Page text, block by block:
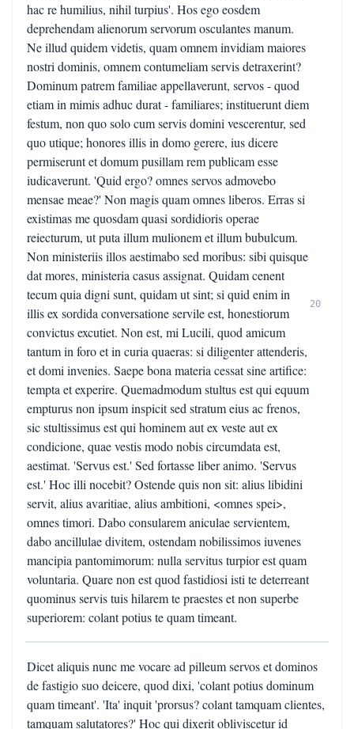
hac re humilius, nihil turpius'. Hos ego eosdem
deprehendam alienorum servorum osculantes manum.
Ne illud quidem videtis, quam omnem invidiam maiores
nostri dominis, omnem contumeliam servis detraxerint?
Dominum patrem familiae appellaverunt, servos - quod
etiam in mimis adhuc durat - familiares; instituerunt diem
festum, non quo solo cum servis domini vescerentur, sed
quo utique; honores illis in domo gerere, ius dicere
permiserunt et domum pusillam rem publicam esse
iudicaverunt. 'Quid ergo? omnes servos admovebo
mensae meae?' Non magis quam omnes liberos. Erras si
existimas me quosdam quasi sordidioris operae
reiecturum, ut puta illum mulionem et illum bubulcum.
Non ministeriis illos aestimabo sed moribus: sibi quisque
dat mores, ministeria casus assignat. Quidam cenent
tecum quia digni sunt, quidam ut sint; si quid enim in
illis ex sordida conversatione servile est, honestiorum
convictus excutiet. Non est, mi Lucili, quod amicum
tantum in foro et in curia quaeras: si diligenter attenderis,
et domi invenies. Saepe bona materia cessat sine artifice:
tempta et experire. Quemadmodum stultus est qui equum
empturus non ipsum inspicit sed stratum eius ac frenos,
sic stultissimus est qui hominem aut ex veste aut ex
condicione, quae vestis modo nobis circumdata est,
aestimat. 'Servus est.' Sed fortasse liber animo. 'Servus
est.' Hoc illi nocebit? Ostende quis non sit: alius libidini
servit, alius avaritiae, alius ambitioni, <omnes spei>,
omnes timori. Dabo consularem aniculae servientem,
dabo ancillulae divitem, ostendam nobilissimos iuvenes
mancipia pantomimorum: nulla servitus turpior est quam
voluntaria. Quare non est quod fastidiosi isti te deterreant
quominus servis tuis hilarem te praestes et non superbe
superiorem: colant potius te quam timeant.
20
Dicet aliquis nunc me vocare ad pilleum servos et dominos
de fastigio suo deicere, quod dixi, 'colant potius dominum
quam timeant'. 'Ita' inquit 'prorsus? colant tamquam clientes,
tamquam salutatores?' Hoc qui dixerit obliviscetur id